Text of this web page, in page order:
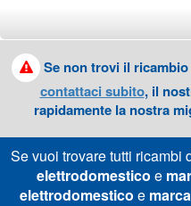
Se non trovi il
contattaci subito, il
rapidamente la nostra
Se vuoi trovare tutti
elettrodomestico e
elettrodomestico e marca